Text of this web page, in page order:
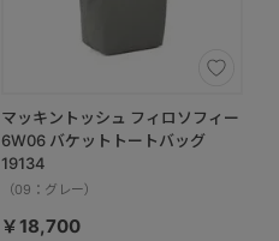
マッキントッシュ フィロソフィー
6W06 バケットトートバッグ
19134
（09：グレー）
￥18,700